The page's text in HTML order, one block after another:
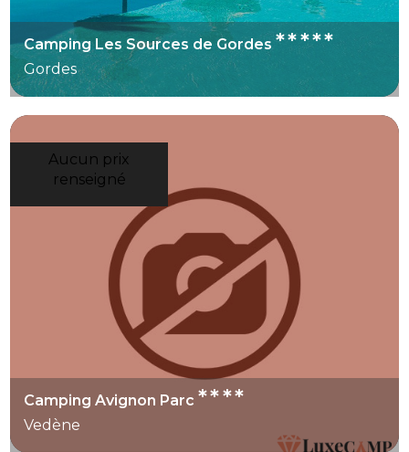
Camping Les Sources de Gordes*****
Gordes
Aucun prix
renseigné
Camping Avignon Parc****
Vedène